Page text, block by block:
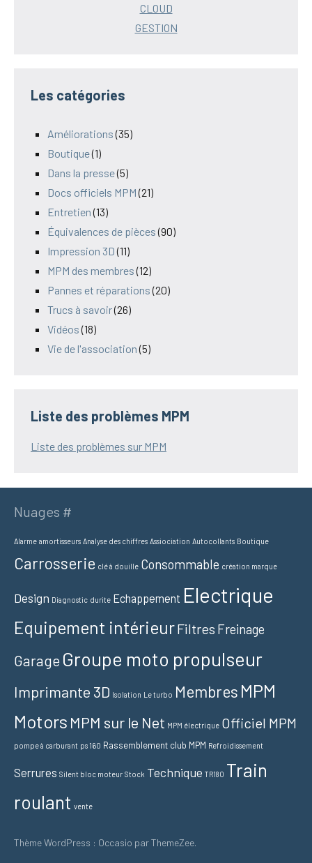
CLOUD
GESTION
Les catégories
Améliorations(35)
Boutique(1)
Dans la presse(5)
Docs officiels MPM(21)
Entretien(13)
Équivalences de pièces(90)
Impression 3D(11)
MPM des membres(12)
Pannes et réparations(20)
Trucs à savoir(26)
Vidéos(18)
Vie de l'association(5)
Liste des problèmes MPM
Liste des problèmes sur MPM
Nuages #
Alarme amortisseurs Analyse des chiffres Assiociation Autocollants Boutique
Carrosserie clé à douille Consommable création marque
Design Diagnostic durite Echappement Electrique
Equipement intérieurFiltres Freinage
Garage Groupe moto propulseur
Imprimante 3D Isolation Le turbo Membres MPM
Motors MPM sur le Net MPM électrique Officiel MPM
pompe à carburant ps 160 Rassemblement club MPM Refroidissement
Serrures Silent bloc moteur Stock Technique TR180 Train
roulant vente
Thème WordPress : Occasio par ThemeZee.